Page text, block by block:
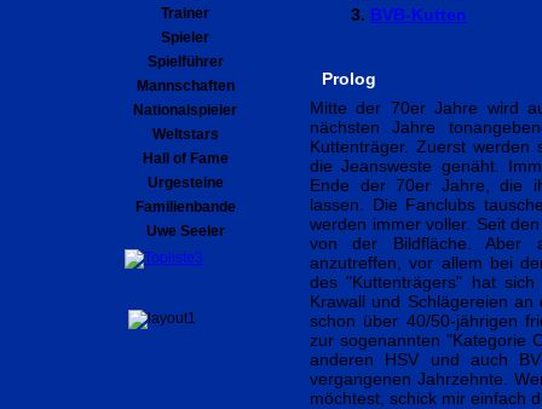
Trainer
Spieler
Spielführer
Mannschaften
Nationalspieler
Weltstars
Hall of Fame
Urgesteine
Familienbande
Uwe Seeler
BVB-Kutten
Prolog
Mitte der 70er Jahre wird
nächsten Jahre
Kuttenträger. Zuerst werden
die Jeansweste genäht.
Ende der 70er Jahre, die
lassen. Die Fanclubs
werden immer voller. Seit
von der Bildfläche. Aber
anzutreffen, vor allem bei
des "Kuttenträgers" hat
Krawall und Schlägereien
schon über 40/50-jährigen
zur sogenannten "Kategorie
anderen HSV und auch
vergangenen Jahrzehnte.
möchtest, schick mir einfach